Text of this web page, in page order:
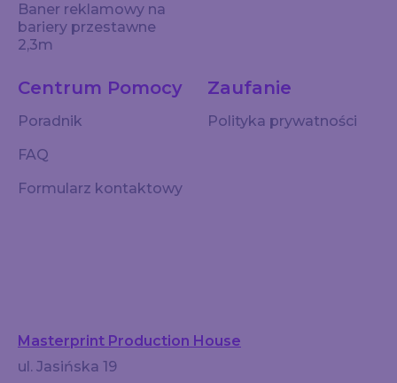
Baner reklamowy na
bariery przestawne
2,3m
Centrum Pomocy
Poradnik
FAQ
Formularz kontaktowy
Zaufanie
Polityka prywatności
Masterprint Production House
ul. Jasińska 19